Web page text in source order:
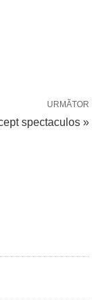
URMĂTOR
spectaculos »